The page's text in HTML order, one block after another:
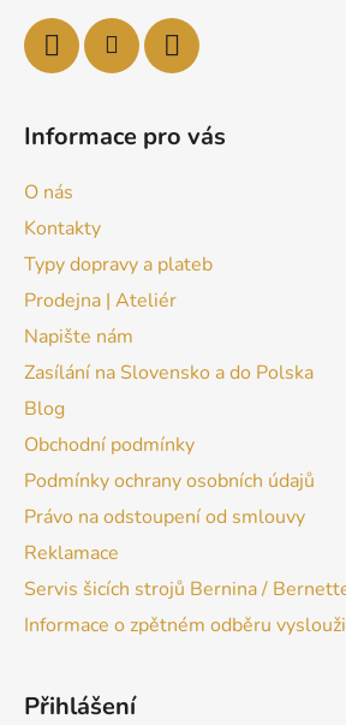
Informace pro vás
O nás
Kontakty
Typy dopravy a plateb
Prodejna | Ateliér
Napište nám
Zasílání na Slovensko a do Polska
Blog
Obchodní podmínky
Podmínky ochrany osobních údajů
Právo na odstoupení od smlouvy
Reklamace
Servis šicích strojů Bernina /
Informace o zpětném odběru
Přihlášení